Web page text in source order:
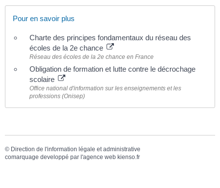
Pour en savoir plus
Charte des principes fondamentaux du réseau des
écoles de la 2e chance
Réseau des écoles de la 2e chance en France
Obligation de formation et lutte contre le décrochage
scolaire
Office national d'information sur les enseignements et les
professions (Onisep)
© Direction de l'information légale et administrative
comarquage developpé par l'agence web kienso.fr